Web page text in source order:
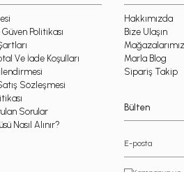
Politikası
Ve İade Koşulları
Sözleşmesi
Sorular
Nasıl Alınır?
Hakkımızda
Bize Ulaşın
Mağazalarımız
Marla Blog
Sipariş Takip
Bülten